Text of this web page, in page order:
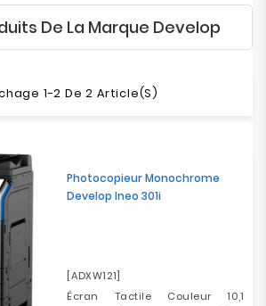
De La Marque Develop
1-2 De 2 Article(s)
Photocopieur Monochrome
Develop Ineo 301i
[ADXW121]
Écran Tactile Couleur 10,1